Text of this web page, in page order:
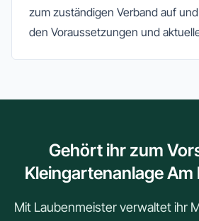
zum zuständigen Verband auf
den Voraussetzungen und
Gehört ihr zum
Kleingartenanlage Am
Mit Laubenmeister verwaltet ihr